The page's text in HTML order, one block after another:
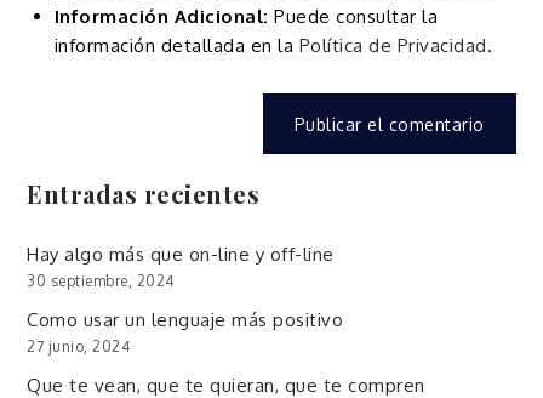
Información Adicional: Puede consultar la
información detallada en la Política de Privacidad.
Entradas recientes
Hay algo más que on-line y off-line
30 septiembre, 2024
Como usar un lenguaje más positivo
27 junio, 2024
Que te vean, que te quieran, que te compren